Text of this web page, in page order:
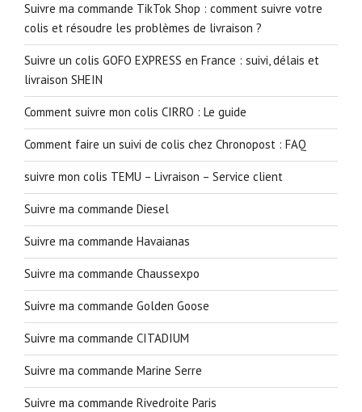
Suivre ma commande TikTok Shop : comment suivre votre
colis et résoudre les problèmes de livraison ?
Suivre un colis GOFO EXPRESS en France : suivi, délais et
livraison SHEIN
Comment suivre mon colis CIRRO : Le guide
Comment faire un suivi de colis chez Chronopost : FAQ
suivre mon colis TEMU – Livraison – Service client
Suivre ma commande Diesel
Suivre ma commande Havaianas
Suivre ma commande Chaussexpo
Suivre ma commande Golden Goose
Suivre ma commande CITADIUM
Suivre ma commande Marine Serre
Suivre ma commande Rivedroite Paris